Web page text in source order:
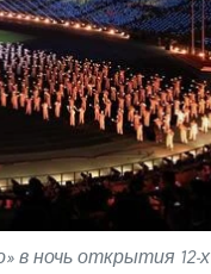
в ночь открытия 12-х